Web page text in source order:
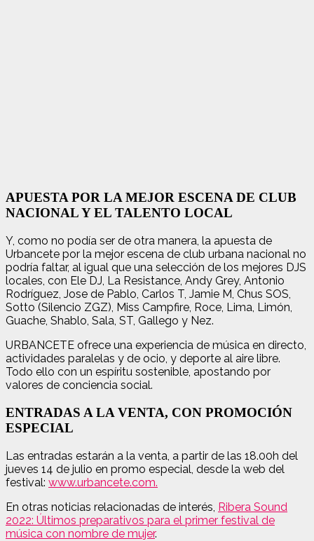
APUESTA POR LA MEJOR ESCENA DE CLUB
NACIONAL Y EL TALENTO LOCAL
Y, como no podía ser de otra manera, la apuesta de
Urbancete por la mejor escena de club urbana nacional no
podría faltar, al igual que una selección de los mejores DJS
locales, con Ele DJ, La Resistance, Andy Grey, Antonio
Rodríguez, Jose de Pablo, Carlos T, Jamie M, Chus SOS,
Sotto (Silencio ZGZ), Miss Campfire, Roce, Lima, Limón,
Guache, Shablo, Sala, ST, Gallego y Nez.
URBANCETE ofrece una experiencia de música en directo,
actividades paralelas y de ocio, y deporte al aire libre.
Todo ello con un espíritu sostenible, apostando por
valores de conciencia social.
ENTRADAS A LA VENTA, CON PROMOCIÓN
ESPECIAL
Las entradas estarán a la venta, a partir de las 18.00h del
jueves 14 de julio en promo especial, desde la web del
festival: www.urbancete.com.
En otras noticias relacionadas de interés, Ribera Sound
2022: Últimos preparativos para el primer festival de
música con nombre de mujer.